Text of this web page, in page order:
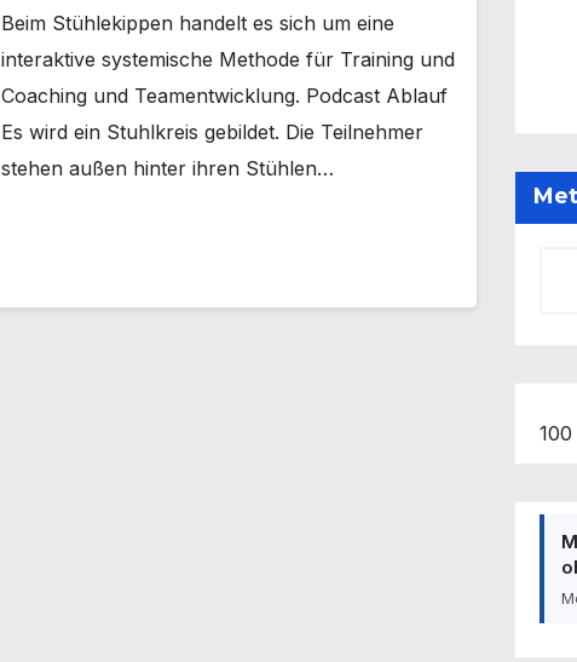
Beim Stühlekippen handelt es sich um eine
interaktive systemische Methode für Training und
Coaching und Teamentwicklung. Podcast Ablauf
Es wird ein Stuhlkreis gebildet. Die Teilnehmer
stehen außen hinter ihren Stühlen…